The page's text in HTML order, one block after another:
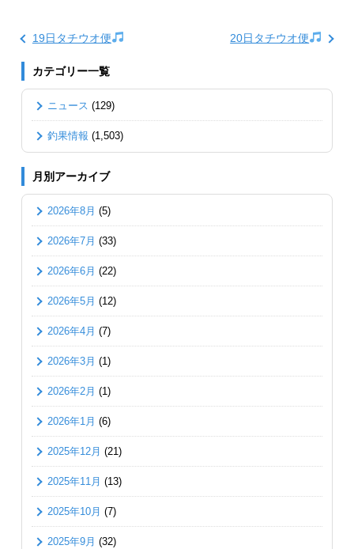
19日タチウオ便 20日タチウオ便
カテゴリー一覧
ニュース (129)
釣果情報 (1,503)
月別アーカイブ
2026年8月 (5)
2026年7月 (33)
2026年6月 (22)
2026年5月 (12)
2026年4月 (7)
2026年3月 (1)
2026年2月 (1)
2026年1月 (6)
2025年12月 (21)
2025年11月 (13)
2025年10月 (7)
2025年9月 (32)